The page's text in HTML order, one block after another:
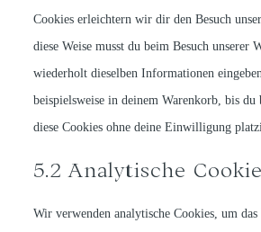
Cookies erleichtern wir dir den Besuch
diese Weise musst du beim Besuch unserer
wiederholt dieselben Informationen
beispielsweise in deinem Warenkorb, bis du
diese Cookies ohne deine Einwilligung
5.2 Analytische
Wir verwenden analytische Cookies, um